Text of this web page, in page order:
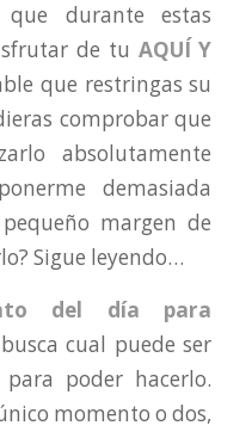
durante estas
de tu AQUÍ Y
que restringas su
comprobar que
absolutamente
demasiada
margen de
Sigue leyendo…
del día para
cual puede ser
poder hacerlo.
momento o dos,